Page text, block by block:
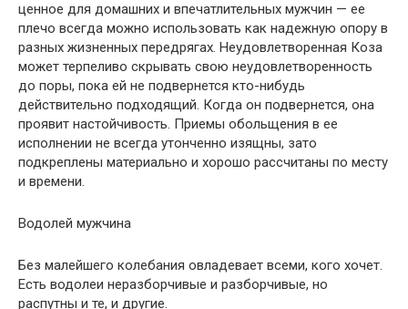
ценное для домашних и впечатлительных мужчин — ее
плечо всегда можно использовать как надежную опору в
разных жизненных передрягах. Неудовлетворенная Коза
может терпеливо скрывать свою неудовлетворенность
до поры, пока ей не подвернется кто-нибудь
действительно подходящий. Когда он подвернется, она
проявит настойчивость. Приемы обольщения в ее
исполнении не всегда утонченно изящны, зато
подкреплены материально и хорошо рассчитаны по месту
и времени.
Водолей мужчина
Без малейшего колебания овладевает всеми, кого хочет.
Есть водолеи неразборчивые и разборчивые, но
распутны и те, и другие.